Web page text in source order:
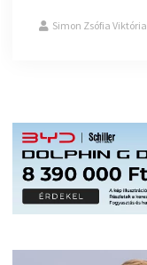
Simon Zsófia Viktória